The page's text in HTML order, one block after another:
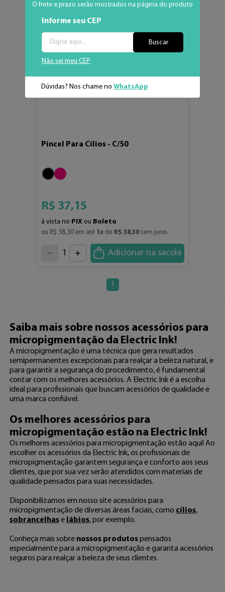
Pincel Para Cílios - C/50
R$ 37,15
à vista no PIX ou Boleto
ou R$ 38,30 em até 1 x de R$ 38,30 sem juros
1 Adicionar na sacola
1
Saiba mais sobre nossos acessórios para
micropigmentação da Electric Ink!
A micropigmentação é uma técnica que gera resultados
semipermanentes excepcionais para realçar a beleza natural, e
para garantir a segurança do procedimento, é fundamental
contar com os melhores acessórios. A Electric Ink é a escolha
ideal para profissionais que buscam acessórios de qualidade e
uma marca confiável.
Os melhores acessórios para
micropigmentação estão na Electric Ink!
Os melhores acessórios para micropigmentação estão aqui! Ao
escolher os acessórios da Electric Ink, os profissionais de
micropigmentação garantem segurança e conforto aos seus
clientes, que por sua vez serão atendidos com materiais de
qualidade pensados para suas necessidades.
Disponibilizamos em nosso site acessórios para
micropigmentação de diversas áreas faciais, como cílios,
sobrancelhase lábios, por exemplo.
Conheça mais sobre nossos produtospensados
especialmente para a micropigmentação e garanta acessórios
seguros para realçar a beleza de seus clientes.
O frete e prazo serão mostrados na página do produto
Informe seu CEP
Buscar
Não sei meu CEP
Dúvidas? Nos chame no WhatsApp